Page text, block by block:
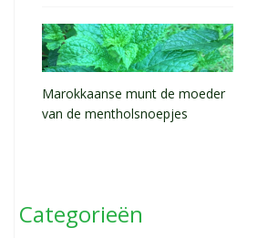
Marokkaanse munt de moeder
van de mentholsnoepjes
Categorieën